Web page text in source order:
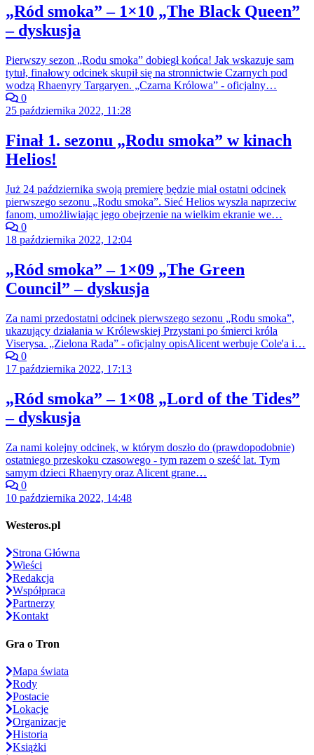
„Ród smoka” – 1×10 „The Black Queen”
– dyskusja
Pierwszy sezon „Rodu smoka” dobiegł końca! Jak wskazuje sam
tytuł, finałowy odcinek skupił się na stronnictwie Czarnych pod
wodzą Rhaenyry Targaryen. „Czarna Królowa” - oficjalny…
0
25 października 2022, 11:28
Finał 1. sezonu „Rodu smoka” w kinach
Helios!
Już 24 października swoją premierę będzie miał ostatni odcinek
pierwszego sezonu „Rodu smoka”. Sieć Helios wyszła naprzeciw
fanom, umożliwiając jego obejrzenie na wielkim ekranie we…
0
18 października 2022, 12:04
„Ród smoka” – 1×09 „The Green
Council” – dyskusja
Za nami przedostatni odcinek pierwszego sezonu „Rodu smoka”,
ukazujący działania w Królewskiej Przystani po śmierci króla
Viserysa. „Zielona Rada” - oficjalny opisAlicent werbuje Cole'a i…
0
17 października 2022, 17:13
„Ród smoka” – 1×08 „Lord of the Tides”
– dyskusja
Za nami kolejny odcinek, w którym doszło do (prawdopodobnie)
ostatniego przeskoku czasowego - tym razem o sześć lat. Tym
samym dzieci Rhaenyry oraz Alicent grane…
0
10 października 2022, 14:48
Westeros.pl
Strona Główna
Wieści
Redakcja
Współpraca
Partnerzy
Kontakt
Gra o Tron
Mapa świata
Rody
Postacie
Lokacje
Organizacje
Historia
Książki